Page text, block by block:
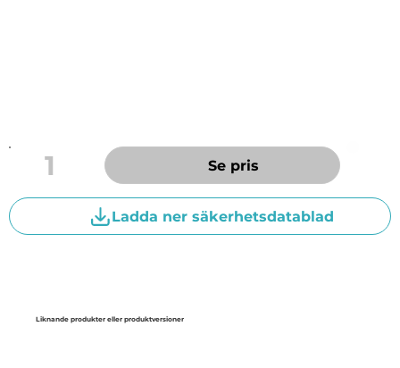
1
Ladda ner säkerhetsdatablad
Se pris
Liknande produkter eller produktversioner